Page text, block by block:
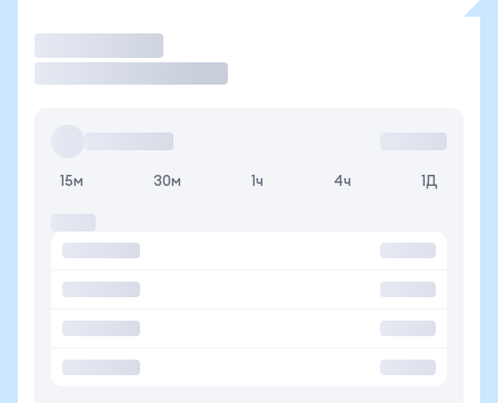
15м 30м 1ч 4ч 1Д